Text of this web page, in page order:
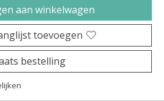
aan winkelwagen
toevoegen
bestelling